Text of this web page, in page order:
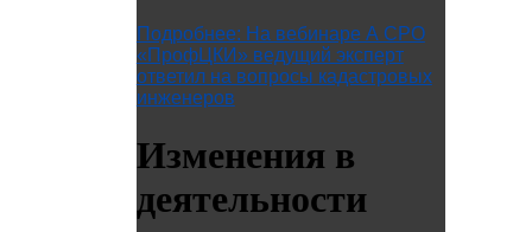
Подробнее: На вебинаре А СРО
«ПрофЦКИ» ведущий эксперт
ответил на вопросы кадастровых
инженеров
Изменения в
деятельности